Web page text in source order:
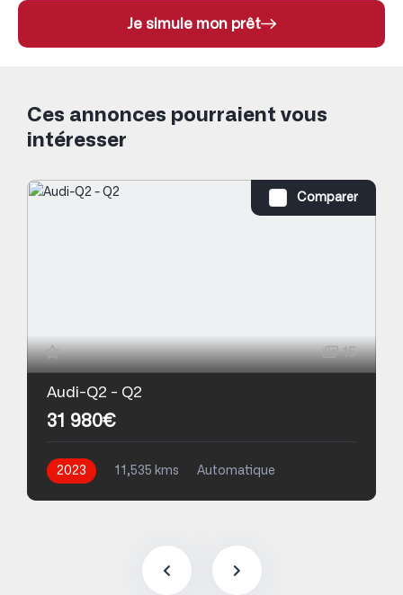
Je simule mon prêt
Ces annonces pourraient vous
intéresser
Comparer
15
Audi-Q2 - Q2
31 980€
2023 11,535 kms
Automatique